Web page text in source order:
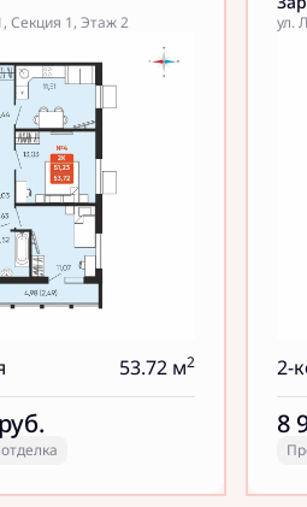
Секция 1, Этаж 2
53.72 м2
руб.
ул.
2-
8